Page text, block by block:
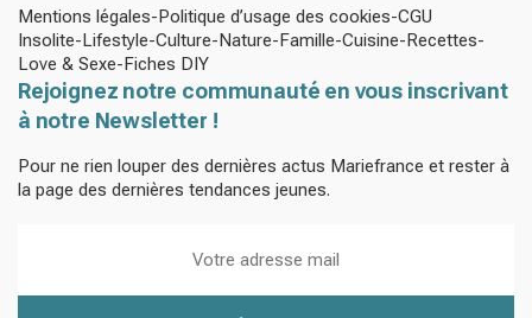
Mentions légales Politique d’usage des cookies CGU
Insolite Lifestyle Culture Nature Famille Cuisine Recettes
Love & Sexe Fiches DIY
Rejoignez notre communauté en vous inscrivant
à notre Newsletter !
Pour ne rien louper des dernières actus Mariefrance et rester à
la page des dernières tendances jeunes.